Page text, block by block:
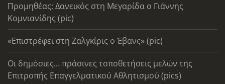
Προμηθέας: Δανεικός στη Μεγαρίδα ο Γιάννης
Κομνιανίδης (pic)
«Επιστρέφει στη Ζαλγκίρις ο Έβανς» (pic)
Οι δημόσιες... πράσινες τοποθετήσεις μελών της
Επιτροπής Επαγγελματικού Αθλητισμού (pics)